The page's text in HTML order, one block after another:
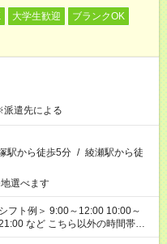
大学生歓迎
ブランクOK
遣先による
駅から徒歩5分 / 綾瀬駅から徒
選べます
外の時間帯も